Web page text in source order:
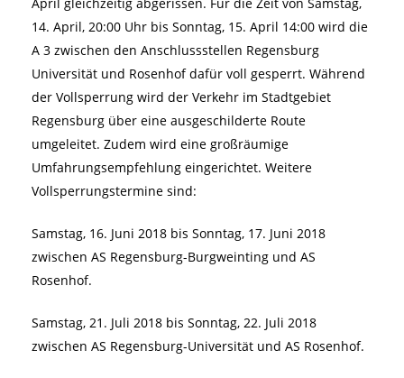
14. April, 20:00 Uhr bis Sonntag, 15. April 14:00 wird die
A 3 zwischen den Anschlussstellen Regensburg
Universität und Rosenhof dafür voll gesperrt. Während
der Vollsperrung wird der Verkehr im Stadtgebiet
Regensburg über eine ausgeschilderte Route
umgeleitet. Zudem wird eine großräumige
Umfahrungsempfehlung eingerichtet. Weitere
Vollsperrungstermine sind:
Samstag, 16. Juni 2018 bis Sonntag, 17. Juni 2018
zwischen AS Regensburg-Burgweinting und AS
Rosenhof.
Samstag, 21. Juli 2018 bis Sonntag, 22. Juli 2018
zwischen AS Regensburg-Universität und AS Rosenhof.